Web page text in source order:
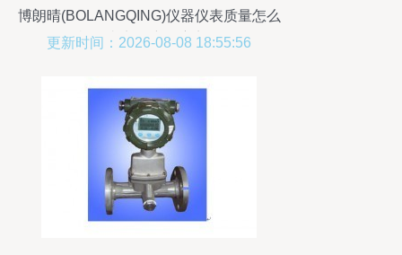
博朗晴(BOLANGQING)仪器仪表质量怎么
样？真实用户深度点评
更新时间：2026-08-08 18:55:56